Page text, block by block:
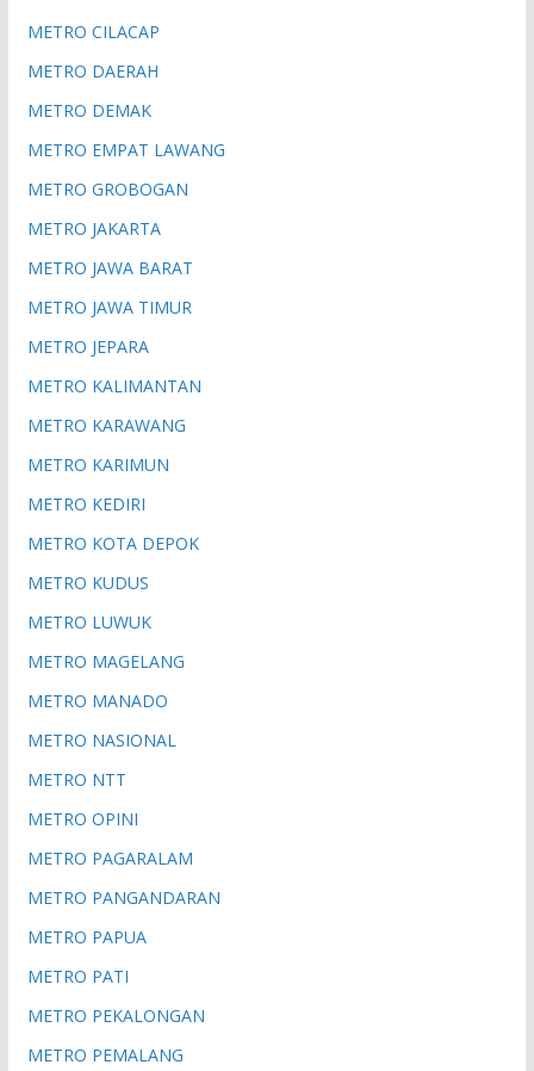
METRO CILACAP
METRO DAERAH
METRO DEMAK
METRO EMPAT LAWANG
METRO GROBOGAN
METRO JAKARTA
METRO JAWA BARAT
METRO JAWA TIMUR
METRO JEPARA
METRO KALIMANTAN
METRO KARAWANG
METRO KARIMUN
METRO KEDIRI
METRO KOTA DEPOK
METRO KUDUS
METRO LUWUK
METRO MAGELANG
METRO MANADO
METRO NASIONAL
METRO NTT
METRO OPINI
METRO PAGARALAM
METRO PANGANDARAN
METRO PAPUA
METRO PATI
METRO PEKALONGAN
METRO PEMALANG